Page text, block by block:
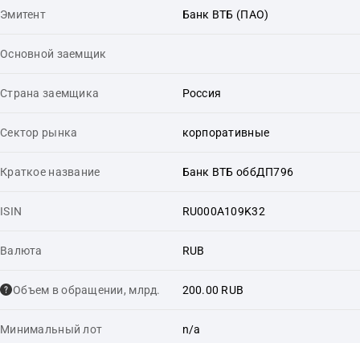
Эмитент Банк ВТБ (ПАО)
Основной заемщик
Страна заемщика Россия
Сектор рынка корпоративные
Краткое название Банк ВТБ оббДП796
ISIN RU000A109K32
Валюта RUB
Объем в обращении, млрд. 200.00 RUB
Минимальный лот n/a